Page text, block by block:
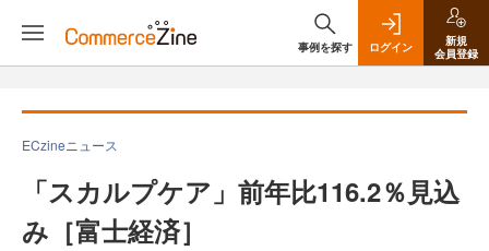
事例を探す ログイン
新規
会員登録
ECzineニュース
「スカルプケア」前年比116.2％見込
み［富士経済］